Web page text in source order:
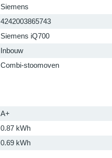
Siemens
4242003865743
Siemens iQ700
Inbouw
Combi-stoomoven
A+
0.87 kWh
0.69 kWh